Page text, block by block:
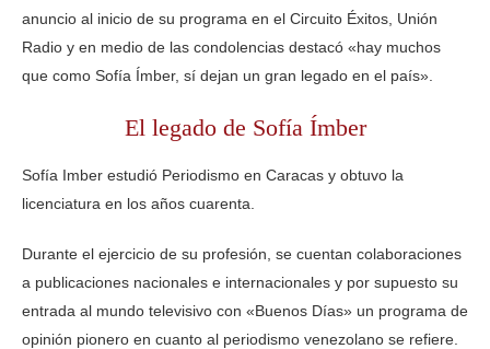
anuncio al inicio de su programa en el Circuito Éxitos, Unión
Radio y en medio de las condolencias destacó «hay muchos
que como Sofía Ímber, sí dejan un gran legado en el país».
El legado de Sofía Ímber
Sofía Imber estudió Periodismo en Caracas y obtuvo la
licenciatura en los años cuarenta.
Durante el ejercicio de su profesión, se cuentan colaboraciones
a publicaciones nacionales e internacionales y por supuesto su
entrada al mundo televisivo con «Buenos Días» un programa de
opinión pionero en cuanto al periodismo venezolano se refiere.